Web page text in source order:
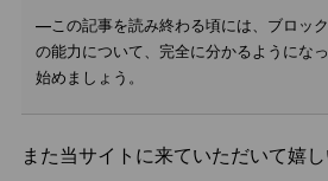
—この記事を読み終わる頃には、ブロッ
の能力について、完全に分かるようにな
始めましょう。
また当サイトに来ていただいて嬉し